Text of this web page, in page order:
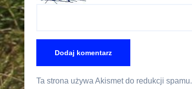
Ta strona używa Akismet do redukcji spamu.